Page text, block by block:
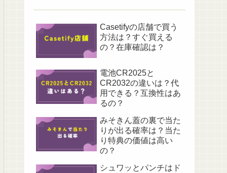
Casetifyの店舗で買う
方法は？すぐ買える
の？在庫確認は？
電池CR2025と
CR2032の違いは？代
用できる？互換性はあ
るの？
みそきん蓋の裏で当た
りが出る確率は？当た
り特典の価値は高い
の？
シュワッとパンチはド